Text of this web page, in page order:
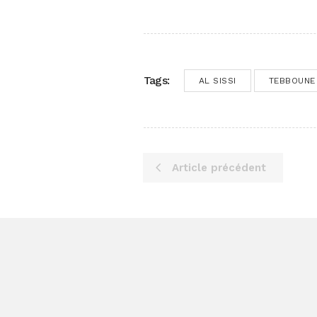
Tags: AL SISSI TEBBOUNE
Article précédent